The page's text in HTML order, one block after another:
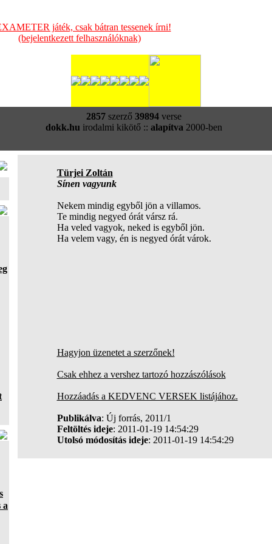
játék, csak bátran tessenek írni!
(bejelentkezett felhasználóknak)
2857szerző 39894verse
dokk.hu irodalmi kikötő :: alapítva 2000-ben
a
Türjei Zoltán
Sínen vagyunk
Nekem mindig egyből jön a villamos.
Te mindig negyed órát vársz rá.
Ha veled vagyok, neked is egyből jön.
Ha velem vagy, én is negyed órát várok.
Hagyjon üzenetet a szerzőnek!
Csak ehhez a vershez tartozó hozzászólások
Hozzáadás a KEDVENC VERSEK listájához.
Publikálva: Új forrás, 2011/1
Feltöltés ideje: 2011-01-19 14:54:29
Utolsó módosítás ideje: 2011-01-19 14:54:29